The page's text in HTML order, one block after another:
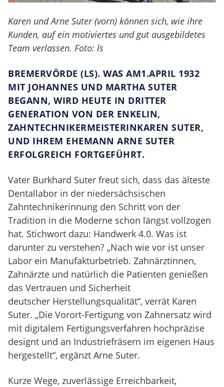
Karen und Arne Suter (vorn) können sich, wie ihre
Kunden, auf ein motiviertes und gut ausgebildetes
Team verlassen. Foto: ls
BREMERVÖRDE (LS). WAS AM1.APRIL 1932
MIT JOHANNES UND MARTHA SUTER
BEGANN, WIRD HEUTE IN DRITTER
GENERATION VON DER ENKELIN,
ZAHNTECHNIKERMEISTERINKAREN SUTER,
UND IHREM EHEMANN ARNE SUTER
ERFOLGREICH FORTGEFÜHRT.
Vater Burkhard Suter freut sich, dass das älteste
Dentallabor in der niedersächsischen
Zahntechnikerinnung den Schritt von der
Tradition in die Moderne schon längst vollzogen
hat. Stichwort dazu: Handwerk 4.0. Was ist
darunter zu verstehen? „Nach wie vor ist unser
Labor ein Manufakturbetrieb. Zahnärztinnen,
Zahnärzte und natürlich die Patienten genießen
das Vertrauen und Sicherheit
deutscher Herstellungsqualität“, verrät Karen
Suter. „Die Vorort-Fertigung von Zahnersatz wird
mit digitalem Fertigungsverfahren hochpräzise
designt und an Industriefräsern im eigenen Haus
hergestellt“, ergänzt Arne Suter.
Kurze Wege, zuverlässige Erreichbarkeit,